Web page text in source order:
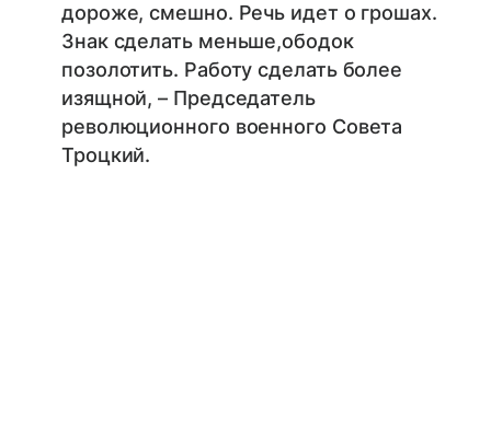
дороже, смешно. Речь идет о грошах.
Знак сделать меньше,ободок
позолотить. Работу сделать более
изящной, – Председатель
революционного военного Совета
Троцкий.